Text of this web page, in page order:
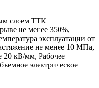
слоем ТТК -
не менее 350%,
эксплуатации от
не менее 10 МПа,
20 кВ/мм, Рабочее
электрическое